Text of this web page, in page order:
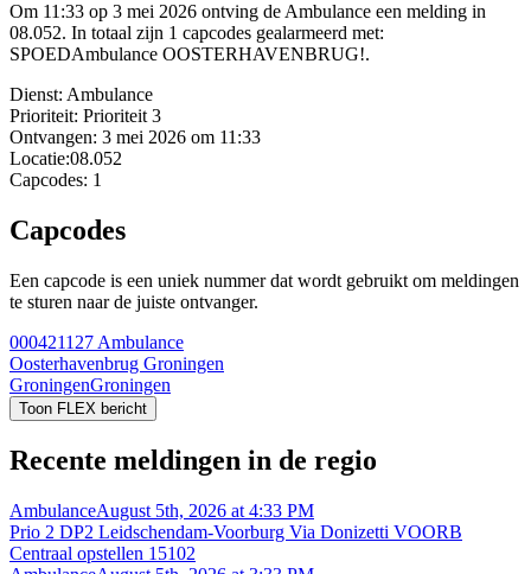
Om 11:33 op 3 mei 2026 ontving de Ambulance een melding in
08.052. In totaal zijn 1 capcodes gealarmeerd met:
SPOEDAmbulance OOSTERHAVENBRUG!.
Dienst: Ambulance
Prioriteit: Prioriteit 3
Ontvangen: 3 mei 2026 om 11:33
Locatie:08.052
Capcodes: 1
Capcodes
Een capcode is een uniek nummer dat wordt gebruikt om meldingen
te sturen naar de juiste ontvanger.
000421127 Ambulance
Oosterhavenbrug Groningen
GroningenGroningen
Toon FLEX bericht
Recente meldingen in de regio
AmbulanceAugust 5th, 2026 at 4:33 PM
Prio 2 DP2 Leidschendam-Voorburg Via Donizetti VOORB
Centraal opstellen 15102